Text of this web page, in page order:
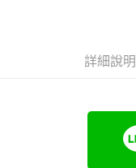
2.付款方式選擇「大哥付
4.訂單成立30分鐘內，如
消。如遇「轉專審核」未
１．簡單：不需註冊會員
２．便利：只要手機號碼
３．安心：先確認商品／
「Hami Point」為中華電
會員帳號後，即可在購物
詳細說明